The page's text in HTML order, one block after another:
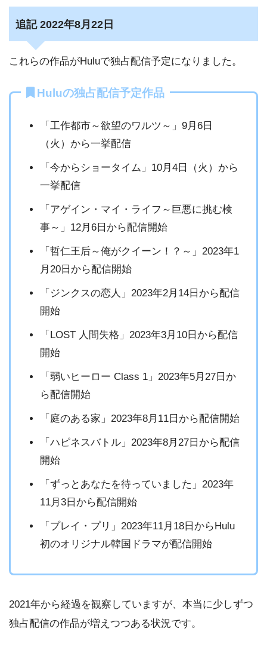
追記 2022年8月22日
これらの作品がHuluで独占配信予定になりました。
Huluの独占配信予定作品
「工作都市～欲望のワルツ～」9月6日
（火）から一挙配信
「今からショータイム」10月4日（火）から
一挙配信
「アゲイン・マイ・ライフ～巨悪に挑む検
事～」12月6日から配信開始
「哲仁王后～俺がクイーン！？～」2023年1
月20日から配信開始
「ジンクスの恋人」2023年2月14日から配信
開始
「LOST 人間失格」2023年3月10日から配信
開始
「弱いヒーロー Class 1」2023年5月27日か
ら配信開始
「庭のある家」2023年8月11日から配信開始
「ハピネスバトル」2023年8月27日から配信
開始
「ずっとあなたを待っていました」2023年
11月3日から配信開始
「プレイ・プリ」2023年11月18日からHulu
初のオリジナル韓国ドラマが配信開始
2021年から経過を観察していますが、本当に少しずつ
独占配信の作品が増えつつある状況です。